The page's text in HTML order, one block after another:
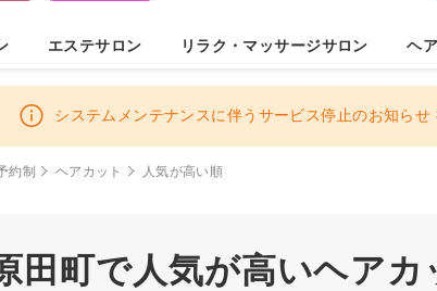
エステサロン リラク・マッサージサロン ヘ
システムメンテナンスに伴うサービス停止のお知ら
約制 ヘアカット 人気が高い順
田町で人気が高いヘア